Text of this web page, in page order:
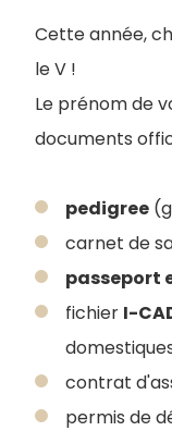
Cette année,
le V !
Le prénom de
documents
pedigree
carnet de
passeport
fichier I-
contrat
permis de